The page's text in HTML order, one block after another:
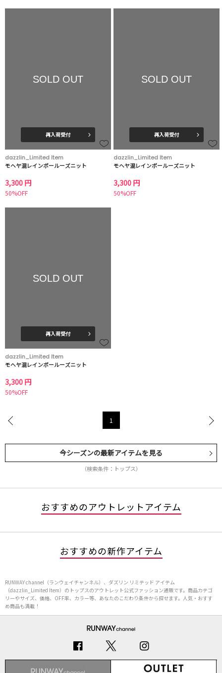
SOLD OUT
再入荷受付
dazzlin_Limited Item
モヘヤ混レインボールーズニット
3,300 円
50%OFF
SOLD OUT
再入荷受付
dazzlin_Limited Item
モヘヤ混レインボールーズニット
3,300 円
50%OFF
SOLD OUT
再入荷受付
dazzlin_Limited Item
モヘヤ混レインボールーズニット
3,300 円
50%OFF
1
今シーズンの最新アイテムを見る
（検索条件：トップス）
おすすめのアウトレットアイテム
おすすめの新作アイテム
RUNWAY channel（ランウェイチャンネル）、ダズリン リミテッド アイテム
（dazzlin_Limited Item）のトップスのアウトレット公式ファッション通販です。商品カテゴ
リーやサイズ、価格、OFF率、カラー等、あなたのこだわり条件から探せます。人気・おすす
め商品も満載！